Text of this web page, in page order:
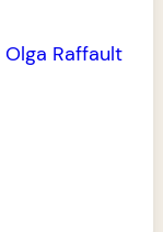
Olga Raffault